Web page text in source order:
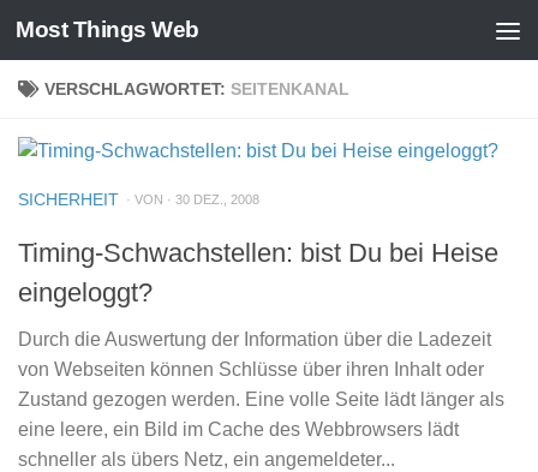
Zum Inhalt springen
Most Things Web
VERSCHLAGWORTET: SEITENKANAL
SICHERHEIT · VON · 30 DEZ., 2008
Timing-Schwachstellen: bist Du bei Heise
eingeloggt?
Durch die Auswertung der Information über die Ladezeit
von Webseiten können Schlüsse über ihren Inhalt oder
Zustand gezogen werden. Eine volle Seite lädt länger als
eine leere, ein Bild im Cache des Webbrowsers lädt
schneller als übers Netz, ein angemeldeter...